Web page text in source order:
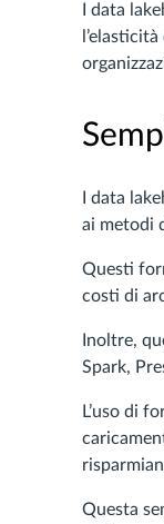
I data
I data
ai metodi
Questi
costi di
Inoltre,
Spark,
L’uso di
Questa